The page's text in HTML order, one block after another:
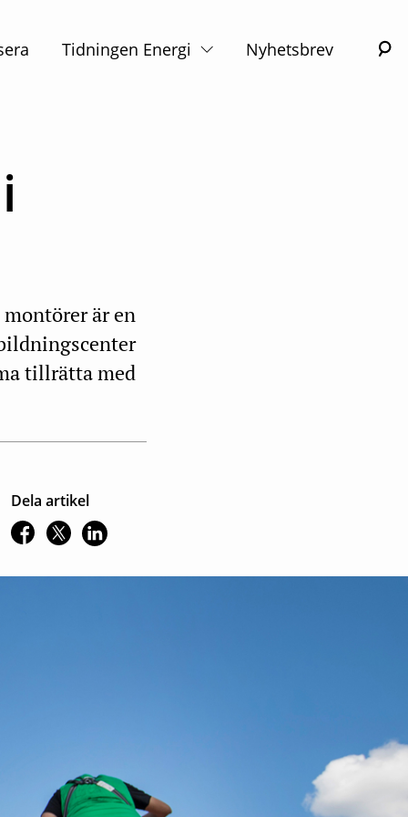
Tidningen Energi Nyhetsbrev
är en
tillrätta med
Dela artikel